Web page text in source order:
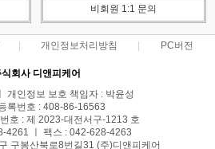
비회원 1:1 문의
개인정보처리방침 PC버전
식회사 디앤피케어
개인정보 보호 책임자 : 박윤성
록번호 : 408-86-16563
호 : 제 2023-대전서구-1213 호
4261 ㅣ 팩스 : 042-628-4263
구봉산북로8번길31 (주)디앤피케어